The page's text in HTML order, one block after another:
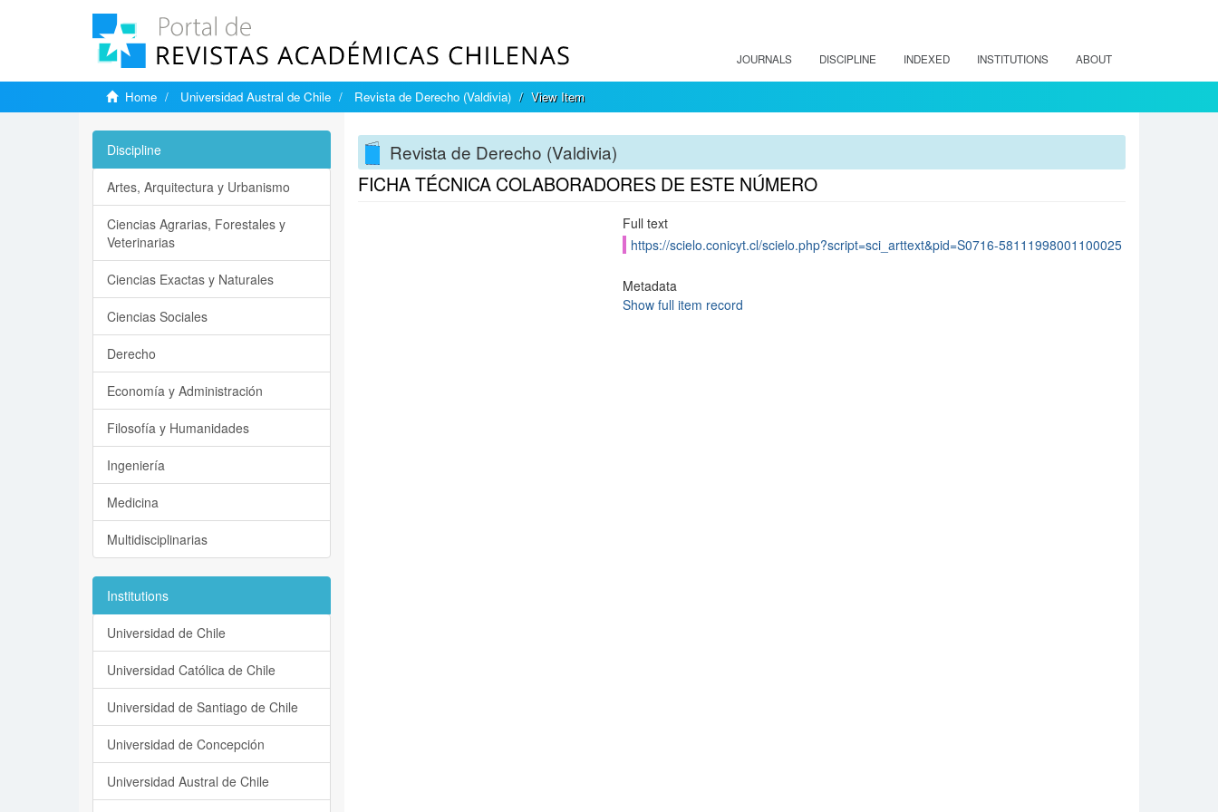
JOURNALS DISCIPLINE INDEXED INSTITUTIONS ABOUT
Home Universidad Austral de Chile Revista de Derecho (Valdivia) View Item
Revista de Derecho (Valdivia)
FICHA TÉCNICA COLABORADORES DE ESTE NÚMERO
Full text
https://scielo.conicyt.cl/scielo.php?script=sci_arttext&pid=S0716-58111998001100025
Metadata
Show full item record
Discipline
Artes, Arquitectura y Urbanismo
Ciencias Agrarias, Forestales y
Veterinarias
Ciencias Exactas y Naturales
Ciencias Sociales
Derecho
Economía y Administración
Filosofía y Humanidades
Ingeniería
Medicina
Multidisciplinarias
Institutions
Universidad de Chile
Universidad Católica de Chile
Universidad de Santiago de Chile
Universidad de Concepción
Universidad Austral de Chile